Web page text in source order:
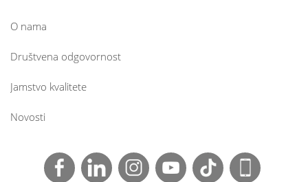
O nama
Društvena odgovornost
Jamstvo kvalitete
Novosti